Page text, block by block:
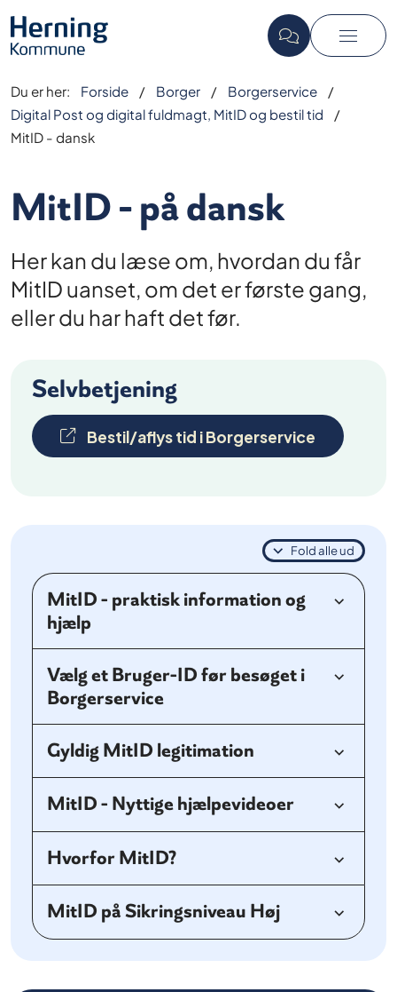
Du er her: Forside Borger
Borgerservice
Digital Post og digital fuldmagt, MitID og bestil tid
MitID - dansk
MitID - på dansk
Her kan du læse om, hvordan du får
MitID uanset, om det er første gang,
eller du har haft det før.
Selvbetjening
Bestil/aflys tid i Borgerservice
Fold alle ud
MitID - praktisk information og
hjælp
Vælg et Bruger-ID før besøget i
Borgerservice
Gyldig MitID legitimation
MitID - Nyttige hjælpevideoer
Hvorfor MitID?
MitID på Sikringsniveau Høj